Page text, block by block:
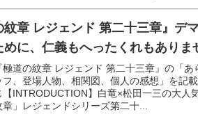
紋章 レジェンド 第二十三章』デ
めに、仁義もへったくれもありま
道の紋章 レジェンド 第二十三章』の「あ
フ、登場人物、相関図、個人の感想」を記
【INTRODUCTION】白竜×松田一三の大人
章」レジェンドシリーズ第二十...